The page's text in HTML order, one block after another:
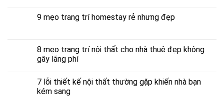
9 mẹo trang trí homestay rẻ nhưng đẹp
8 mẹo trang trí nội thất cho nhà thuê đẹp không
gây lãng phí
7 lỗi thiết kế nội thất thường gặp khiến nhà bạn
kém sang